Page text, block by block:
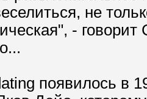
не
- говорит
появилось в